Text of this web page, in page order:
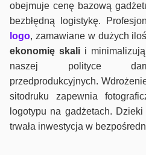
obejmuje cenę bazową
bezbłędną logistykę.
logo, zamawiane w dużych
ekonomię skalii minimalizują
naszej polityce
przedprodukcyjnych.
sitodruku zapewnia
logotypu na gadżetach.
trwała inwestycja w